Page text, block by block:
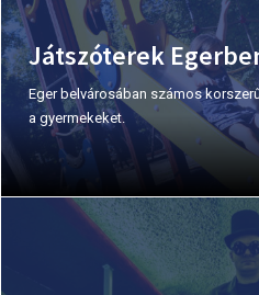
Játszóterek
Eger belvárosában számos
a gyermekeket.